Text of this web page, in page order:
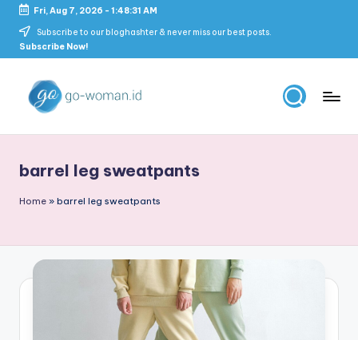
Skip
Fri, Aug 7, 2026 - 1:48:31 AM
Subscribe to our bloghashter & never miss our best posts.
Subscribe Now!
-
W
m
a
Wanita
Indonesia
barrel leg sweatpants
Home » barrel leg sweatpants